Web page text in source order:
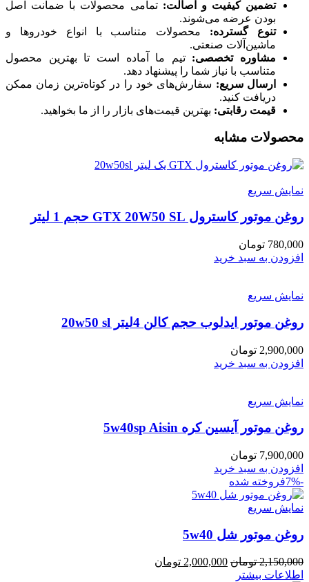
تضمین کیفیت و اصالت: تمامی محصولات با ضمانت اصل
بودن عرضه می‌شوند.
تنوع گسترده: محصولات متناسب با انواع خودروها و
ماشین‌آلات صنعتی.
مشاوره تخصصی: تیم ما آماده است تا بهترین محصول
متناسب با نیاز شما را پیشنهاد دهد.
ارسال سریع: سفارش‌های خود را در کوتاه‌ترین زمان ممکن
دریافت کنید.
قیمت رقابتی: بهترین قیمت‌های بازار را از ما بخواهید.
محصولات مشابه
نمایش سریع
روغن موتور کاسترول GTX 20W50 SL حجم 1 لیتر
780,000 تومان
افزودن به سبد خرید
نمایش سریع
روغن موتور ایدلوب حجم کالن 4لیتر 20w50 sl
2,900,000 تومان
افزودن به سبد خرید
نمایش سریع
روغن موتور آیسین کره 5w40sp Aisin
7,900,000 تومان
افزودن به سبد خرید
-7%
فروخته شده
نمایش سریع
روغن موتور شل 5w40
2,150,000 تومان قیمت
2,000,000 تومان
اطلاعات بیشتر